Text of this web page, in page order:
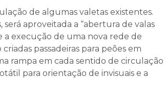
de algumas valetas existentes.
será aproveitada a “abertura de valas
a execução de uma nova rede de
passadeiras para peões em
rampa em cada sentido de circulação
para orientação de invisuais e a